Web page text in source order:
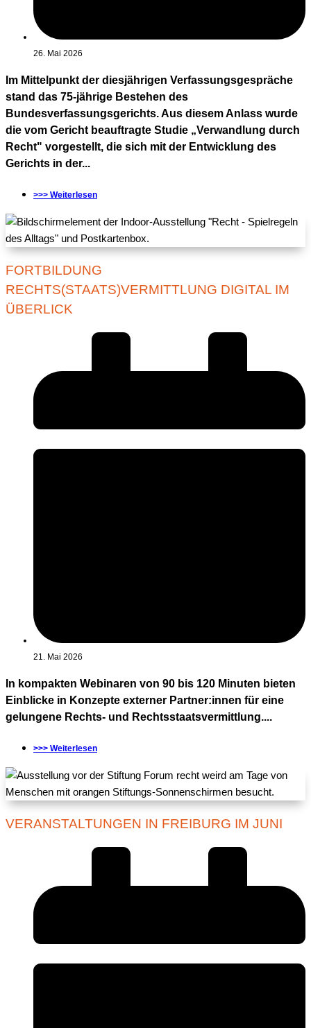
26. Mai 2026
Im Mittelpunkt der diesjährigen Verfassungsgespräche
stand das 75-jährige Bestehen des
Bundesverfassungsgerichts. Aus diesem Anlass wurde
die vom Gericht beauftragte Studie „Verwandlung durch
Recht" vorgestellt, die sich mit der Entwicklung des
Gerichts in der...
>>> Weiterlesen
FORTBILDUNG
RECHTS(STAATS)VERMITTLUNG DIGITAL IM
ÜBERLICK
21. Mai 2026
In kompakten Webinaren von 90 bis 120 Minuten bieten
Einblicke in Konzepte externer Partner:innen für eine
gelungene Rechts- und Rechtsstaatsvermittlung....
>>> Weiterlesen
VERANSTALTUNGEN IN FREIBURG IM JUNI